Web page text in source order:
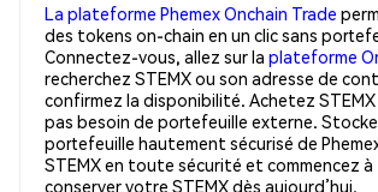
La plateforme Phemex Onchain Trade
des tokens on-chain en un clic sans
Connectez-vous, allez sur la plateforme
recherchez STEMX ou son adresse de
confirmez la disponibilité. Achetez STEMX
pas besoin de portefeuille externe.
portefeuille hautement sécurisé de
STEMX en toute sécurité et commencez
conserver votre STEMX dès aujourd’hui.